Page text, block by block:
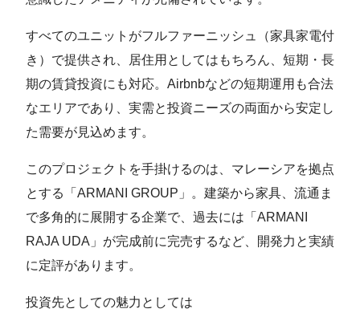
すべてのユニットがフルファーニッシュ（家具家電付
き）で提供され、居住用としてはもちろん、短期・長
期の賃貸投資にも対応。Airbnbなどの短期運用も合法
なエリアであり、実需と投資ニーズの両面から安定し
た需要が見込めます。
このプロジェクトを手掛けるのは、マレーシアを拠点
とする「ARMANI GROUP」。建築から家具、流通ま
で多角的に展開する企業で、過去には「ARMANI
RAJA UDA」が完成前に完売するなど、開発力と実績
に定評があります。
投資先としての魅力としては